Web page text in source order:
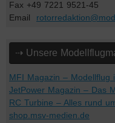
Fax +49 7221 9521-45
Email
⇢ Unsere
MFI Magazin – Modellflug
JetPower Magazin – Das
RC Turbine – Alles rund
shop.msv-medien.de